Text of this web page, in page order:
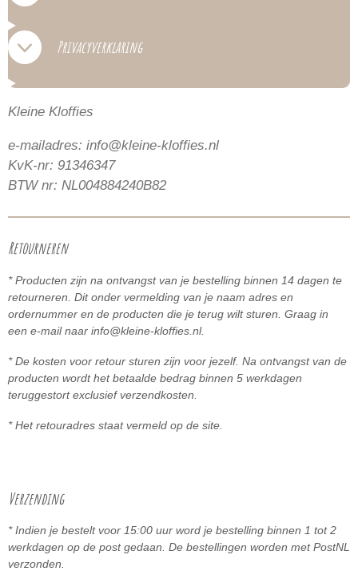
Privacyverklaring
Kleine Kloffies
e-mailadres: info@kleine-kloffies.nl
KvK-nr: 91346347
BTW nr: NL004884240B82
Retourneren
* Producten zijn na ontvangst van je bestelling binnen 14 dagen te
retourneren. Dit onder vermelding van je naam adres en
ordernummer en de producten die je terug wilt sturen. Graag in
een e-mail naar info@kleine-kloffies.nl.
* De kosten voor retour sturen zijn voor jezelf. Na ontvangst van de
producten wordt het betaalde bedrag binnen 5 werkdagen
teruggestort exclusief verzendkosten.
* Het retouradres staat vermeld op de site.
Verzending
* Indien je bestelt voor 15:00 uur word je bestelling binnen 1 tot 2
werkdagen op de post gedaan. De bestellingen worden met PostNL
verzonden.